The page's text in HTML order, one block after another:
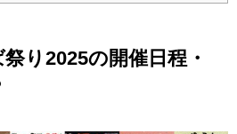
り2025の開催日程・